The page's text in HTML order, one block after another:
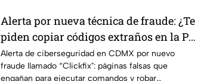
Alerta por nueva técnica de fraude: ¿Te
piden copiar códigos extraños en la PC?
Cuidado, podrías ser víctima del
peligroso "Clickfix"
Alerta de ciberseguridad en CDMX por nuevo
fraude llamado “Clickfix": páginas falsas que
engañan para ejecutar comandos y robar